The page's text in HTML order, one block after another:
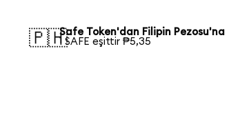
🇵🇭Safe Token'dan Filipin Pezosu'na
1 SAFE eşittir ₱5,35